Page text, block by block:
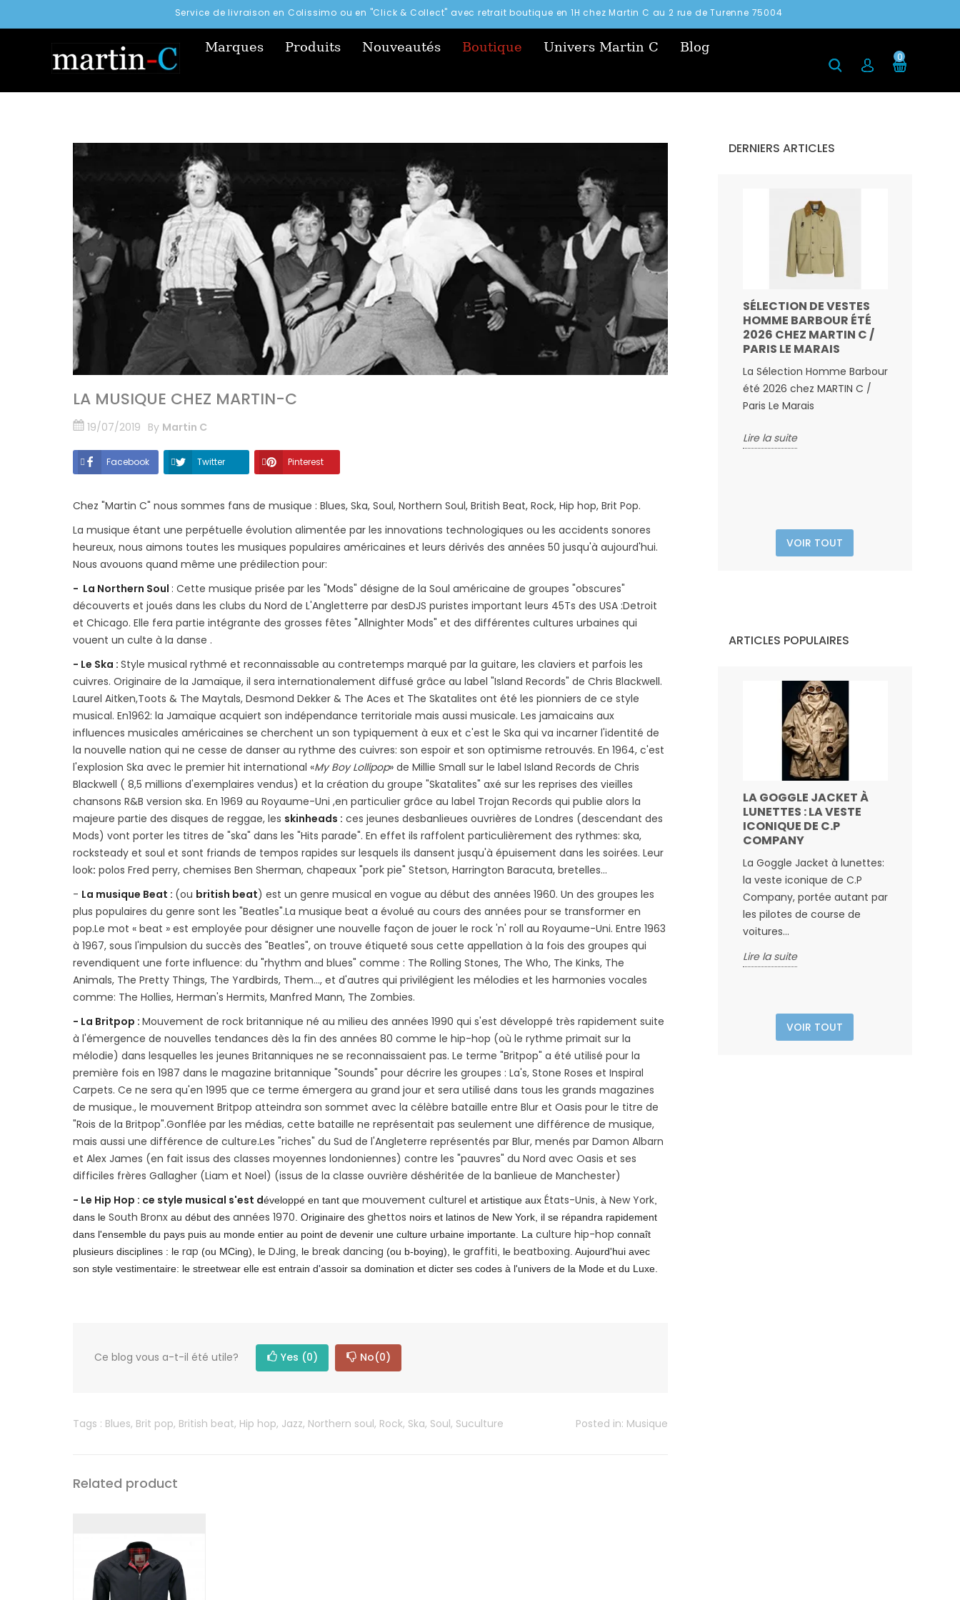
Service de livraison en Colissimo ou en "Click & Collect" avec retrait boutique en 1H chez Martin C au 2 rue de Turenne 75004
0
Marques Produits Nouveautés Boutique Univers Martin C Blog
LA MUSIQUE CHEZ MARTIN-C
19/07/2019 By Martin C
Facebook Twitter Pinterest
Chez "Martin C" nous sommes fans de musique : Blues, Ska, Soul, Northern Soul, British Beat, Rock, Hip hop, Brit Pop.
La musique étant une perpétuelle évolution alimentée par les innovations technologiques ou les accidents sonores
heureux, nous aimons toutes les musiques populaires américaines et leurs dérivés des années 50 jusqu'à aujourd'hui.
Nous avouons quand même une prédilection pour:
- La Northern Soul : Cette musique prisée par les "Mods" désigne de la Soul américaine de groupes "obscures"
découverts et joués dans les clubs du Nord de L'Angletterre par desDJS puristes important leurs 45Ts des USA :Detroit
et Chicago. Elle fera partie intégrante des grosses fêtes "Allnighter Mods" et des différentes cultures urbaines qui
vouent un culte à la danse .
- Le Ska : Style musical rythmé et reconnaissable au contretemps marqué par la guitare, les claviers et parfois les
cuivres. Originaire de la Jamaïque, il sera internationalement diffusé grâce au label "Island Records" de Chris Blackwell.
Laurel Aitken,Toots & The Maytals, Desmond Dekker & The Aces et The Skatalites ont été les pionniers de ce style
musical. En1962: la Jamaïque acquiert son indépendance territoriale mais aussi musicale. Les jamaicains aux
influences musicales américaines se cherchent un son typiquement à eux et c'est le Ska qui va incarner l'identité de
la nouvelle nation qui ne cesse de danser au rythme des cuivres: son espoir et son optimisme retrouvés. En 1964, c'est
l'explosion Ska avec le premier hit international «My Boy Lollipop» de Millie Small sur le label Island Records de Chris
Blackwell ( 8,5 millions d'exemplaires vendus) et la création du groupe "Skatalites" axé sur les reprises des vieilles
chansons R&B version ska. En 1969 au Royaume-Uni ,en particulier grâce au label Trojan Records qui publie alors la
majeure partie des disques de reggae, les skinheads : ces jeunes desbanlieues ouvrières de Londres (descendant des
Mods) vont porter les titres de "ska" dans les "Hits parade". En effet ils raffolent particulièrement des rythmes: ska,
rocksteady et soul et sont friands de tempos rapides sur lesquels ils dansent jusqu'à épuisement dans les soirées. Leur
look: polos Fred perry, chemises Ben Sherman, chapeaux "pork pie" Stetson, Harrington Baracuta, bretelles...
- La musique Beat : (ou british beat) est un genre musical en vogue au début des années 1960. Un des groupes les
plus populaires du genre sont les "Beatles".La musique beat a évolué au cours des années pour se transformer en
pop.Le mot « beat » est employée pour désigner une nouvelle façon de jouer le rock 'n' roll au Royaume-Uni. Entre 1963
à 1967, sous l'impulsion du succès des "Beatles", on trouve étiqueté sous cette appellation à la fois des groupes qui
revendiquent une forte influence: du "rhythm and blues" comme : The Rolling Stones, The Who, The Kinks, The
Animals, The Pretty Things, The Yardbirds, Them..., et d'autres qui privilégient les mélodies et les harmonies vocales
comme: The Hollies, Herman's Hermits, Manfred Mann, The Zombies.
- La Britpop : Mouvement de rock britannique né au milieu des années 1990 qui s'est développé très rapidement suite
à l'émergence de nouvelles tendances dès la fin des années 80 comme le hip-hop (où le rythme primait sur la
mélodie) dans lesquelles les jeunes Britanniques ne se reconnaissaient pas. Le terme "Britpop" a été utilisé pour la
première fois en 1987 dans le magazine britannique "Sounds" pour décrire les groupes : La's, Stone Roses et Inspiral
Carpets. Ce ne sera qu'en 1995 que ce terme émergera au grand jour et sera utilisé dans tous les grands magazines
de musique., le mouvement Britpop atteindra son sommet avec la célèbre bataille entre Blur et Oasis pour le titre de
"Rois de la Britpop".Gonflée par les médias, cette bataille ne représentait pas seulement une différence de musique,
mais aussi une différence de culture.Les "riches" du Sud de l'Angleterre représentés par Blur, menés par Damon Albarn
et Alex James (en fait issus des classes moyennes londoniennes) contre les "pauvres" du Nord avec Oasis et ses
difficiles frères Gallagher (Liam et Noel) (issus de la classe ouvrière déshéritée de la banlieue de Manchester)
- Le Hip Hop : ce style musical s'est développé en tant que mouvement culturel et artistique aux États-Unis , à New York
dans le South Bronx au début des années 1970 . Originaire des ghettos noirs et latinos de New York, il se répandra rapidement
dans l'ensemble du pays puis au monde entier au point de devenir une culture urbaine importante. La culture hip-hop connaît
plusieurs disciplines : le rap (ou MCing), le DJing , le break dancing (ou b-boying), le graffiti , le beatboxing . Aujourd'hui avec
son style vestimentaire: le streetwear elle est entrain d'assoir sa domination et dicter ses codes à l'univers de la Mode et du Luxe.
Ce blog vous a-t-il été utile? Yes (0) No(0)
Tags : Blues, Brit pop, British beat, Hip hop, Jazz, Northern soul, Rock, Ska, Soul, Suculture Posted in: Musique
Related product
DERNIERS ARTICLES
SÉLECTION DE VESTES
HOMME BARBOUR ÉTÉ
2026 CHEZ MARTIN C /
PARIS LE MARAIS
La Sélection Homme Barbour
été 2026 chez MARTIN C /
Paris Le Marais
Lire la suite
VOIR TOUT
ARTICLES POPULAIRES
LA GOGGLE JACKET À
LUNETTES : LA VESTE
ICONIQUE DE C.P
COMPANY
La Goggle Jacket à lunettes:
la veste iconique de C.P
Company, portée autant par
les pilotes de course de
voitures...
Lire la suite
VOIR TOUT